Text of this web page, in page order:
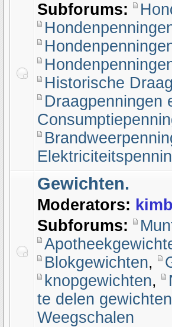
Subforums:
Historische
Draagpenningen
Gewichten.
Moderators:
Subforums:
Blokgewichten,
knopgewichten,
te delen gewichten
Weegschalen